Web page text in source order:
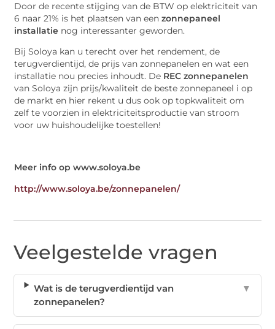
Door de recente stijging van de BTW op elektriciteit van
6 naar 21% is het plaatsen van eenzonnepaneel
installatie nog interessanter geworden.
Bij Soloya kan u terecht over het rendement, de
terugverdientijd, de prijs van zonnepanelen en wat een
installatie nou precies inhoudt. De REC zonnepanelen
van Soloya zijn prijs/kwaliteit de beste zonnepaneel i op
de markt en hier rekent u dus ook op topkwaliteit om
zelf te voorzien in elektriciteitsproductie van stroom
voor uw huishoudelijke toestellen!
Meer info op www.soloya.be
http://www.soloya.be/zonnepanelen/
Veelgestelde vragen
Wat is de terugverdientijd van
zonnepanelen?
▼